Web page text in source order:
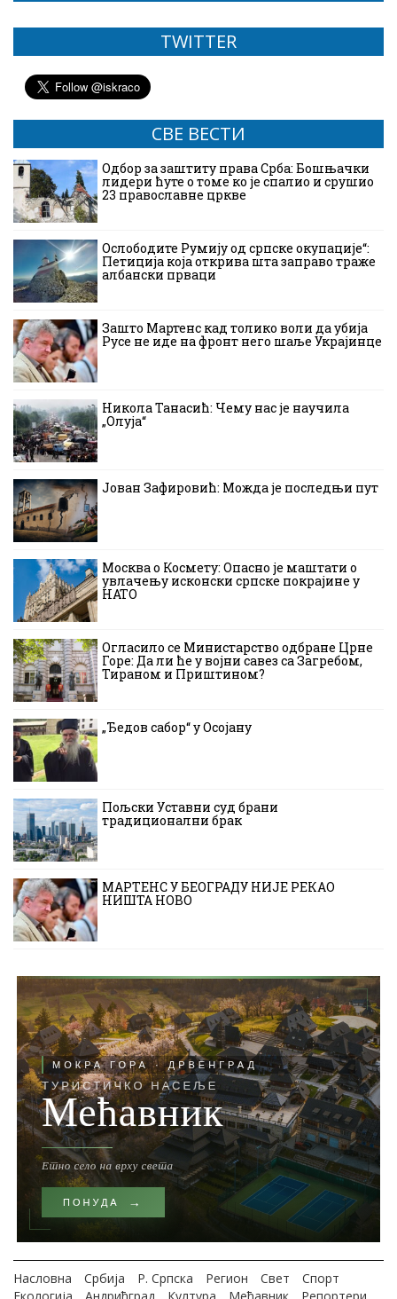
TWITTER
СВЕ ВЕСТИ
Одбор за заштиту права Срба: Бошњачки
лидери ћуте о томе ко је спалио и срушио
23 православне цркве
Ослободите Румију од српске окупације“:
Петиција која открива шта заправо траже
албански прваци
Зашто Мартенс кад толико воли да убија
Русе не иде на фронт него шаље Украјинце
Никола Танасић: Чему нас је научила
„Олуја“
Јован Зафировић: Можда је последњи пут
Москва о Космету: Опасно је маштати о
увлачењу исконски српске покрајине у
НАТО
Огласило се Министарство одбране Црне
Горе: Да ли ће у војни савез са Загребом,
Тираном и Приштином?
„Ђедов сабор“ у Осојану
Пољски Уставни суд брани
традиционални брак
МАРТЕНС У БЕОГРАДУ НИЈЕ РЕКАО
НИШТА НОВО
Насловна Србија Р. Српска Регион Свет
Спорт